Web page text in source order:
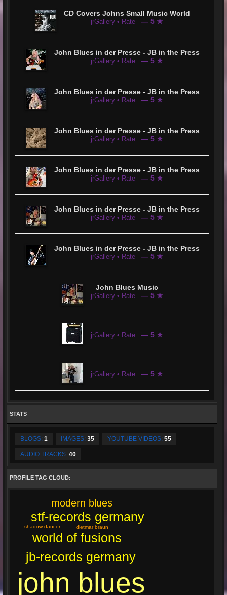
CD Covers Johns Small Music World
jrGallery • Rate — 5 ★
John Blues in der Presse - JB in the Press
jrGallery • Rate — 5 ★
John Blues in der Presse - JB in the Press
jrGallery • Rate — 5 ★
John Blues in der Presse - JB in the Press
jrGallery • Rate — 5 ★
John Blues in der Presse - JB in the Press
jrGallery • Rate — 5 ★
John Blues in der Presse - JB in the Press
jrGallery • Rate — 5 ★
John Blues in der Presse - JB in the Press
jrGallery • Rate — 5 ★
John Blues Music
jrGallery • Rate — 5 ★
jrGallery • Rate — 5 ★
jrGallery • Rate — 5 ★
STATS
BLOGS: 1 IMAGES: 35 YOUTUBE VIDEOS: 55
AUDIO TRACKS: 40
PROFILE TAG CLOUD:
john blues
jb-records germany
world of fusions
stf-records germany
modern blues
dietmar braun
shadow dancer